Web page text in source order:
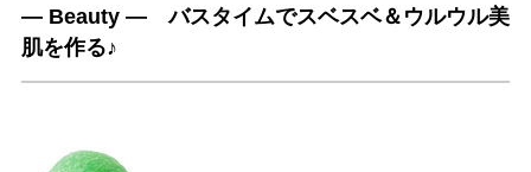
― Beauty ― バスタイムでスベスベ＆ウルウル美
肌を作る♪